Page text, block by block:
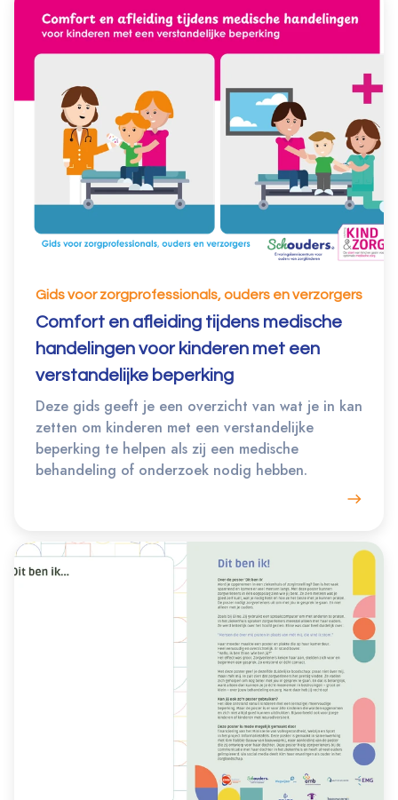
Gids voor zorgprofessionals, ouders en verzorgers
Comfort en afleiding tijdens medische
handelingen voor kinderen met een
verstandelijke beperking
Deze gids geeft je een overzicht van wat je in kan
zetten om kinderen met een verstandelijke
beperking te helpen als zij een medische
behandeling of onderzoek nodig hebben.